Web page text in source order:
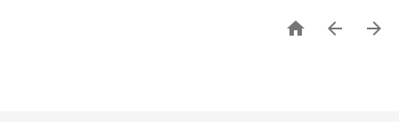
  